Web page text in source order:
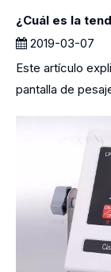
2019-03-07
Este artículo
pantalla de